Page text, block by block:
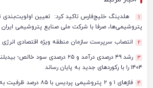
1
هلدینگ خلیج‌فارس تاکید کرد: تعیین اولویت‌بندی
پتروشیمی‌ها، صرفا با شرکت ملی صنایع پتروشیمی
2 انتصاب سرپرست سازمان منطقه ویژه اقتصادی انرژی
3
رشد ۴۹ درصدی درآمد و ۲۵ درصدی سود
۱۴۰۴ را با رکوردهای جدید به پایان رساند
4 فازهای ۱ و ۲ پتروشیمی پردیس با ۸۵ درصد ظرفیت به مدار تولید بازگشتند